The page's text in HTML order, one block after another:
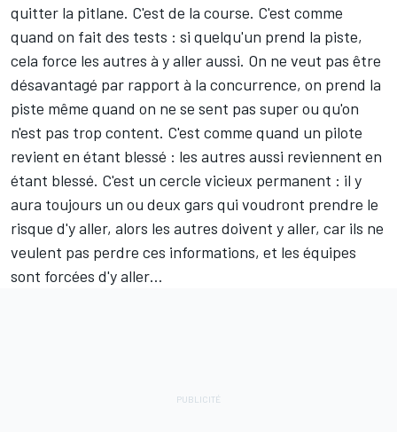
quitter la pitlane. C'est de la course. C'est comme
quand on fait des tests : si quelqu'un prend la piste,
cela force les autres à y aller aussi. On ne veut pas être
désavantagé par rapport à la concurrence, on prend la
piste même quand on ne se sent pas super ou qu'on
n'est pas trop content. C'est comme quand un pilote
revient en étant blessé : les autres aussi reviennent en
étant blessé. C'est un cercle vicieux permanent : il y
aura toujours un ou deux gars qui voudront prendre le
risque d'y aller, alors les autres doivent y aller, car ils ne
veulent pas perdre ces informations, et les équipes
sont forcées d'y aller…